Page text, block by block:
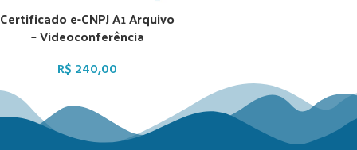
Certificado e-CNPJ A1 Arquivo
– Videoconferência
R$ 240,00